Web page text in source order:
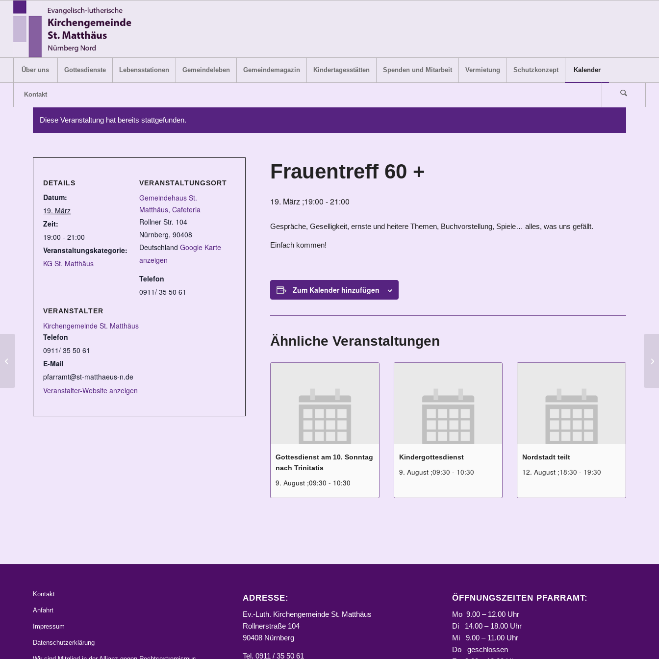
Über uns Gottesdienste Lebensstationen Gemeindeleben Gemeindemagazin Kindertagesstätten Spenden und Mitarbeit Vermietung Schutzkonzept Kalender
Kontakt
Diese Veranstaltung hat bereits stattgefunden.
Frauentreff 60 +
19. März ;19:00 -21:00
Gespräche, Geselligkeit, ernste und heitere Themen, Buchvorstellung, Spiele… alles, was uns gefällt.
Einfach kommen!
Zum Kalender hinzufügen
Ähnliche Veranstaltungen
Gottesdienst am 10. Sonntag
nach Trinitatis
9. August ;09:30 - 10:30
Kindergottesdienst
9. August ;09:30 - 10:30
Nordstadt teilt
12. August ;18:30 - 19:30
DETAILS
Datum:
19. März
Zeit:
19:00 - 21:00
Veranstaltungskategorie:
KG St. Matthäus
VERANSTALTUNGSORT
Gemeindehaus St.
Matthäus, Cafeteria
Rollner Str. 104
Nürnberg, 90408
Deutschland Google Karte
anzeigen
Telefon
0911/ 35 50 61
VERANSTALTER
Kirchengemeinde St. Matthäus
Telefon
0911/ 35 50 61
E-Mail
pfarramt@st-matthaeus-n.de
Veranstalter-Website anzeigen
Kontakt
Anfahrt
Impressum
Datenschutzerklärung
ADRESSE:
Ev.-Luth. Kirchengemeinde St. Matthäus
Rollnerstraße 104
90408 Nürnberg
Tel. 0911 / 35 50 61
ÖFFNUNGSZEITEN PFARRAMT:
Mo 9.00 – 12.00 Uhr
Di 14.00 – 18.00 Uhr
Mi 9.00 – 11.00 Uhr
Do geschlossen
Krabbelgruppe am Donnerstag